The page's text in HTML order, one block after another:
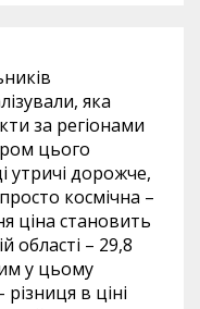
яка
за регіонами
цього
утричі дорожче,
космічна –
ціна становить
області – 29,8
у цьому
в ціні